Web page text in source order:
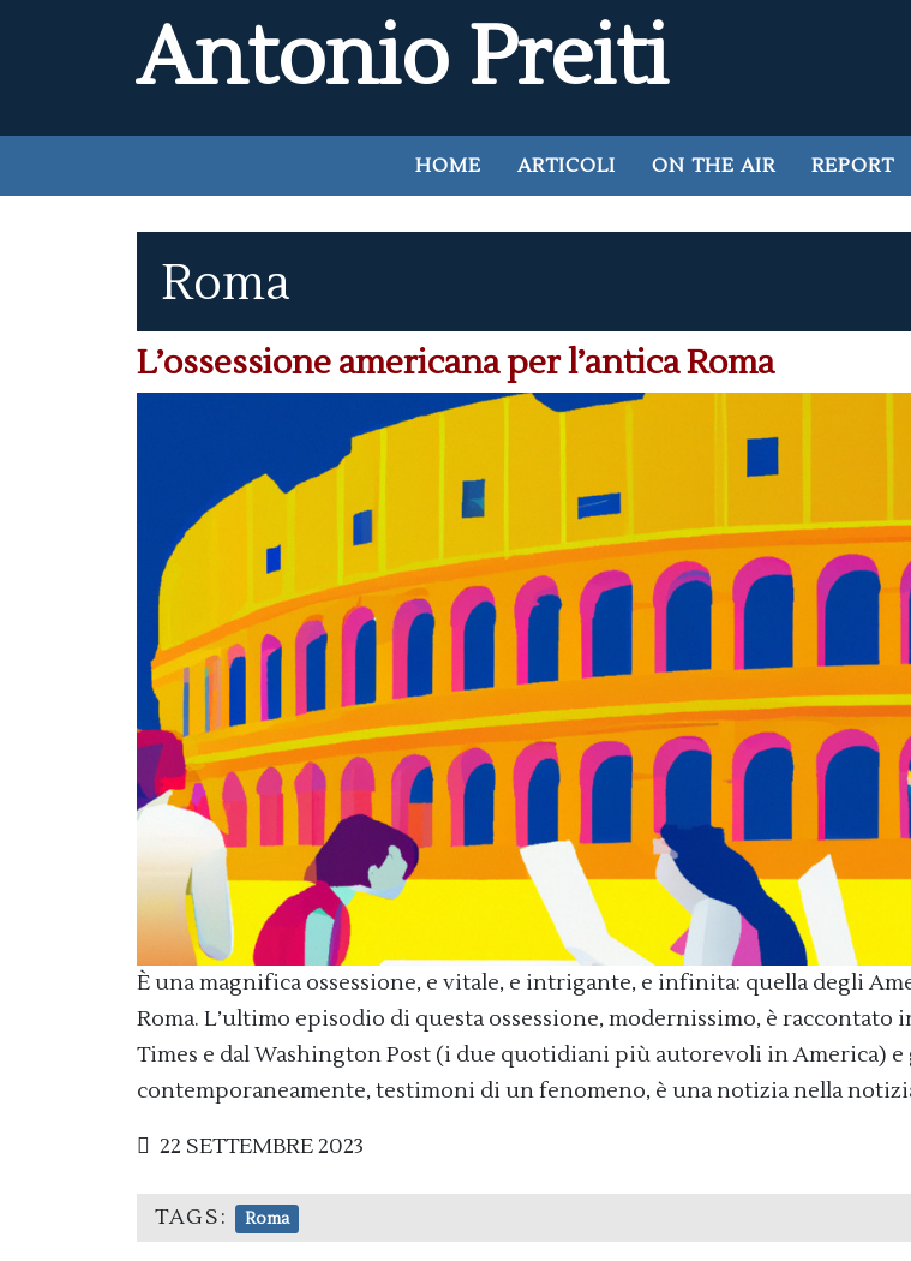
Antonio Preiti
HOME ARTICOLI ON THE AIR REPORT
Roma
L’ossessione americana per l’antica Roma
È una magnifica ossessione, e vitale, e intrigante, e infinita: quella degli
Roma. L’ultimo episodio di questa ossessione, modernissimo, è raccontato
Times e dal Washington Post (i due quotidiani più autorevoli in America) e
contemporaneamente, testimoni di un fenomeno, è una notizia nella
22 SETTEMBRE 2023
TAGS: Roma